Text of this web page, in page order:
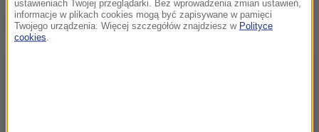
Dalsza część artykułu pod materiałem video:
ustawieniach Twojej przeglądarki. Bez wprowadzenia zmian ustawień,
informacje w plikach cookies mogą być zapisywane w pamięci
Twojego urządzenia. Więcej szczegółów znajdziesz w Polityce
cookies